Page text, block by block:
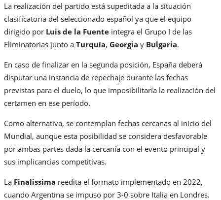
La realización del partido está supeditada a la situación
clasificatoria del seleccionado español ya que el equipo
dirigido por Luis de la Fuente integra el Grupo I de las
Eliminatorias junto a Turquía, Georgia y Bulgaria.
En caso de finalizar en la segunda posición, España deberá
disputar una instancia de repechaje durante las fechas
previstas para el duelo, lo que imposibilitaría la realización del
certamen en ese período.
Como alternativa, se contemplan fechas cercanas al inicio del
Mundial, aunque esta posibilidad se considera desfavorable
por ambas partes dada la cercanía con el evento principal y
sus implicancias competitivas.
La Finalissima reedita el formato implementado en 2022,
cuando Argentina se impuso por 3-0 sobre Italia en Londres.